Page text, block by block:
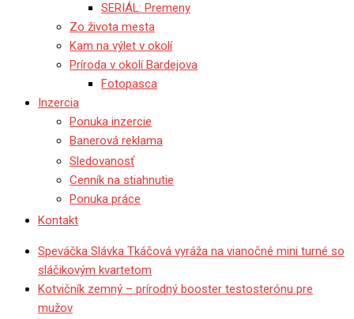
SERIÁL: Premeny
Zo života mesta
Kam na výlet v okolí
Príroda v okolí Bardejova
Fotopasca
Inzercia
Ponuka inzercie
Banerová reklama
Sledovanosť
Cenník na stiahnutie
Ponuka práce
Kontakt
Speváčka Slávka Tkáčová vyráža na vianočné mini turné so
sláčikovým kvartetom
Kotvičník zemný – prírodný booster testosterónu pre
mužov